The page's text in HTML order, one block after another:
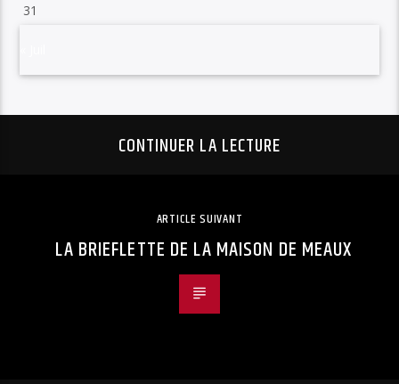
31
CONTINUER LA LECTURE
ARTICLE SUIVANT
LA BRIEFLETTE DE LA MAISON DE MEAUX